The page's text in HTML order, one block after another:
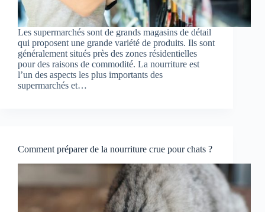
Les supermarchés sont de grands magasins de détail
qui proposent une grande variété de produits. Ils sont
généralement situés près des zones résidentielles
pour des raisons de commodité. La nourriture est
l’un des aspects les plus importants des
supermarchés et…
Comment préparer de la nourriture crue pour chats ?